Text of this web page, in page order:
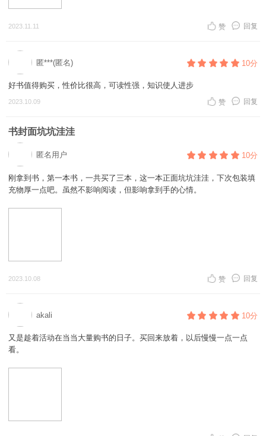
2023.11.11 回复
赞
匿***(匿名) 10分
好书值得购买，性价比很高，可读性强，知识使人进步
2023.10.09 回复
赞
书封面坑坑洼洼
匿名用户 10分
刚拿到书，第一本书，一共买了三本，这一本正面坑坑洼洼，下次包装填
充物厚一点吧。虽然不影响阅读，但影响拿到手的心情。
2023.10.08 回复
赞
akali 10分
又是趁着活动在当当大量购书的日子。买回来放着，以后慢慢一点一点
看。